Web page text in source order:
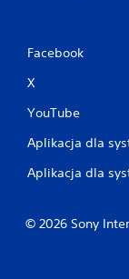
Facebook
X
YouTube
Aplikacja dla
Aplikacja dla
© 2026 Sony